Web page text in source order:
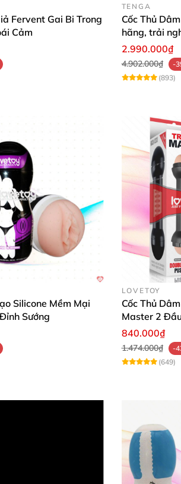
Fervent Gai Bi Trong
Cảm
TENGA
Cốc Thủ
hãng, trải
2.990.000₫
4.902.000₫
-
(893)
Silicone Mềm Mại
Sướng
LOVETOY
Cốc Thủ
Master 2
840.000₫
1.474.000₫
-
(649)